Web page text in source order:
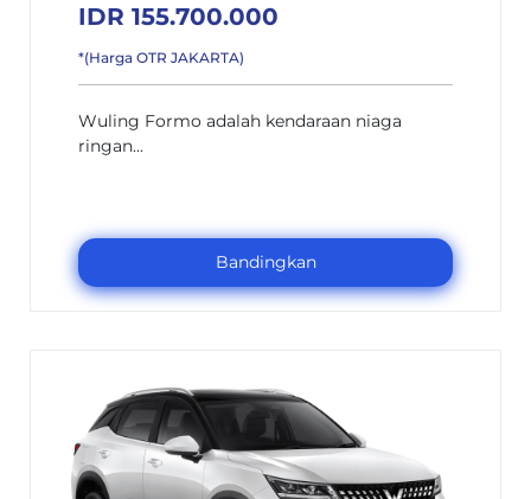
IDR 155.700.000
*(Harga OTR JAKARTA)
Wuling Formo adalah kendaraan niaga
ringan...
Bandingkan